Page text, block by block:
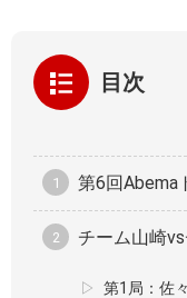
目次
第6回Abema
チーム山崎
第1局：佐